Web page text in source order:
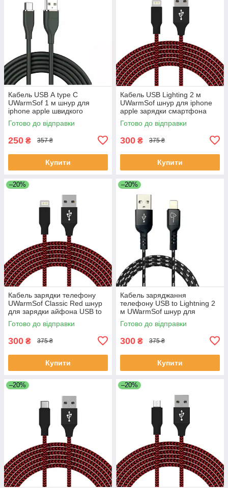
Кабель USB А type C
UWarmSof 1 м шнур для
iphone apple швидкого
заряджання смартфона ios
ipad передачі даних Чорний
Готово до відправки
250 ₴ 357 ₴
Купити
Кабель USB Lighting 2 м
UWarmSof шнур для iphone
apple зарядки смартфона
телефону навушників ios ipad
передачі даних 2.4 А
Готово до відправки
300 ₴ 375 ₴
Купити
–20%
Кабель зарядки телефону
UWarmSof Classic Red шнур
для зарядки айфона USB to
Lightning зарядний дріт 1
метр зарядка для планшета
Готово до відправки
300 ₴ 375 ₴
Купити
–20%
Кабель заряджання
телефону USB to Lightning 2
м UWarmSof шнур для
заряджання айфона
зарядний провід заряджання
Готово до відправки
300 ₴ 375 ₴
Купити
–20% –20%